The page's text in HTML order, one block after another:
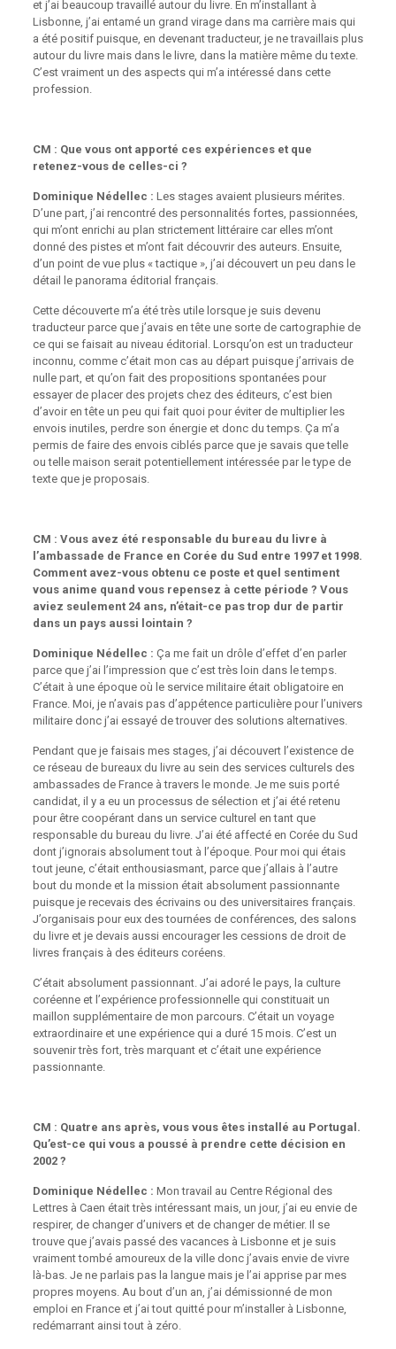
et j’ai beaucoup travaillé autour du livre. En m’installant à
Lisbonne, j’ai entamé un grand virage dans ma carrière mais qui
a été positif puisque, en devenant traducteur, je ne travaillais plus
autour du livre mais dans le livre, dans la matière même du texte.
C’est vraiment un des aspects qui m’a intéressé dans cette
profession.
CM : Que vous ont apporté ces expériences et que
retenez-vous de celles-ci ?
Dominique Nédellec : Les stages avaient plusieurs mérites.
D’une part, j’ai rencontré des personnalités fortes, passionnées,
qui m’ont enrichi au plan strictement littéraire car elles m’ont
donné des pistes et m’ont fait découvrir des auteurs. Ensuite,
d’un point de vue plus « tactique », j’ai découvert un peu dans le
détail le panorama éditorial français.
Cette découverte m’a été très utile lorsque je suis devenu
traducteur parce que j’avais en tête une sorte de cartographie de
ce qui se faisait au niveau éditorial. Lorsqu’on est un traducteur
inconnu, comme c’était mon cas au départ puisque j’arrivais de
nulle part, et qu’on fait des propositions spontanées pour
essayer de placer des projets chez des éditeurs, c’est bien
d’avoir en tête un peu qui fait quoi pour éviter de multiplier les
envois inutiles, perdre son énergie et donc du temps. Ça m’a
permis de faire des envois ciblés parce que je savais que telle
ou telle maison serait potentiellement intéressée par le type de
texte que je proposais.
CM : Vous avez été responsable du bureau du livre à
l’ambassade de France en Corée du Sud entre 1997 et 1998.
Comment avez-vous obtenu ce poste et quel sentiment
vous anime quand vous repensez à cette période ? Vous
aviez seulement 24 ans, n’était-ce pas trop dur de partir
dans un pays aussi lointain ?
Dominique Nédellec : Ça me fait un drôle d’effet d’en parler
parce que j’ai l’impression que c’est très loin dans le temps.
C’était à une époque où le service militaire était obligatoire en
France. Moi, je n’avais pas d’appétence particulière pour l’univers
militaire donc j’ai essayé de trouver des solutions alternatives.
Pendant que je faisais mes stages, j’ai découvert l’existence de
ce réseau de bureaux du livre au sein des services culturels des
ambassades de France à travers le monde. Je me suis porté
candidat, il y a eu un processus de sélection et j’ai été retenu
pour être coopérant dans un service culturel en tant que
responsable du bureau du livre. J’ai été affecté en Corée du Sud
dont j’ignorais absolument tout à l’époque. Pour moi qui étais
tout jeune, c’était enthousiasmant, parce que j’allais à l’autre
bout du monde et la mission était absolument passionnante
puisque je recevais des écrivains ou des universitaires français.
J’organisais pour eux des tournées de conférences, des salons
du livre et je devais aussi encourager les cessions de droit de
livres français à des éditeurs coréens.
C’était absolument passionnant. J’ai adoré le pays, la culture
coréenne et l’expérience professionnelle qui constituait un
maillon supplémentaire de mon parcours. C’était un voyage
extraordinaire et une expérience qui a duré 15 mois. C’est un
souvenir très fort, très marquant et c’était une expérience
passionnante.
CM : Quatre ans après, vous vous êtes installé au Portugal.
Qu’est-ce qui vous a poussé à prendre cette décision en
2002 ?
Dominique Nédellec : Mon travail au Centre Régional des
Lettres à Caen était très intéressant mais, un jour, j’ai eu envie de
respirer, de changer d’univers et de changer de métier. Il se
trouve que j’avais passé des vacances à Lisbonne et je suis
vraiment tombé amoureux de la ville donc j’avais envie de vivre
là-bas. Je ne parlais pas la langue mais je l’ai apprise par mes
propres moyens. Au bout d’un an, j’ai démissionné de mon
emploi en France et j’ai tout quitté pour m’installer à Lisbonne,
redémarrant ainsi tout à zéro.